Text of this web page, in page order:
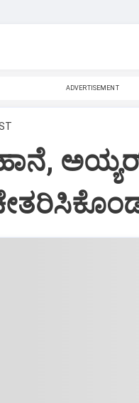
ADVERTISEMENT